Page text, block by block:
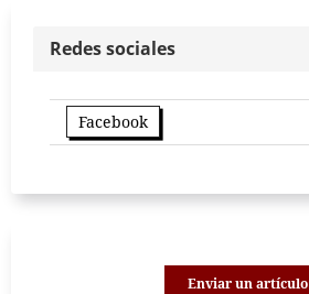
Redes sociales
Facebook
Enviar un artículo